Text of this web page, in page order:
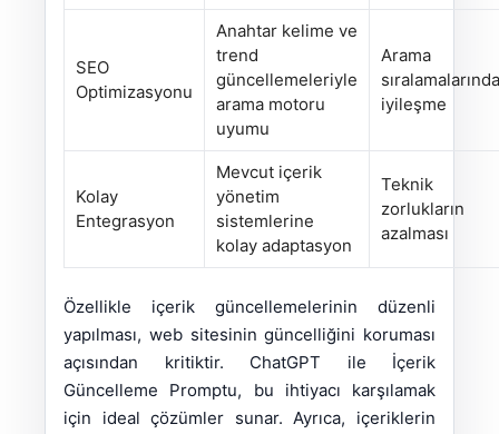
SEO
Optimizasyonu
Anahtar kelime ve
trend
güncellemeleriyle
arama motoru
uyumu
Arama
sıralamalarında
iyileşme
Kolay
Entegrasyon
Mevcut içerik
yönetim
sistemlerine
kolay adaptasyon
Teknik
zorlukların
azalması
Özellikle içerik güncellemelerinin düzenli
yapılması, web sitesinin güncelliğini koruması
açısından kritiktir. ChatGPT ile İçerik
Güncelleme Promptu, bu ihtiyacı karşılamak
için ideal çözümler sunar. Ayrıca, içeriklerin